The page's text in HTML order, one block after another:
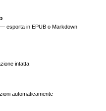
esporta in EPUB o Markdown
intatta
automaticamente